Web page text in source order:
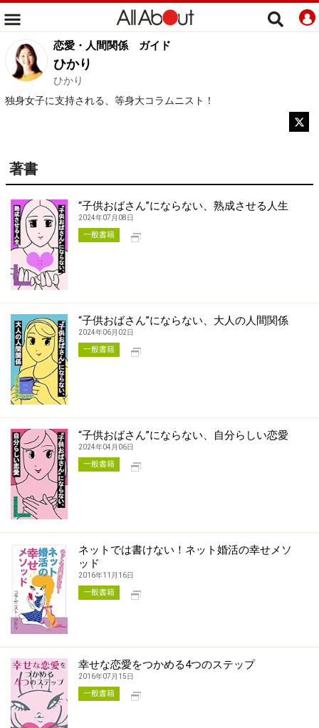
恋愛・人間関係 ガイド
ひかり
ひかり
独身女子に支持される、等身大コラムニスト！
著書
“子供おばさん”にならない、熟成させる人生
2024年07月08日
一般書籍
“子供おばさん”にならない、大人の人間関係
2024年06月02日
一般書籍
“子供おばさん”にならない、自分らしい恋愛
2024年04月06日
一般書籍
ネットでは書けない！ネット婚活の幸せメソ
ッド
2016年11月16日
一般書籍
幸せな恋愛をつかめる4つのステップ
2016年07月15日
一般書籍